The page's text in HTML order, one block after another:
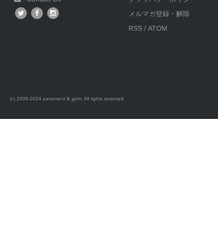
メルマガ登録・解除
RSS /ATOM
(c) 2008-2024 pavement & gem. All rights reserved.